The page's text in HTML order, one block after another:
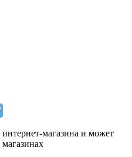
магазина и может